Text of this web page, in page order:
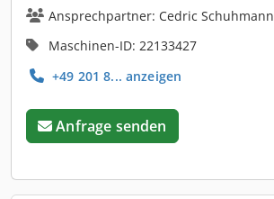
Ansprechpartner: Cedric Schuhmann
Maschinen-ID: 22133427
+49 201 8... anzeigen
Anfrage senden